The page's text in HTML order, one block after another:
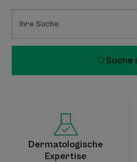
Suche
Dermatologische
Expertise